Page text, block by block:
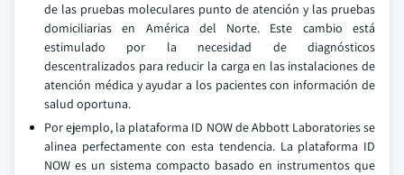
de las pruebas moleculares punto de atención y las pruebas
domiciliarias en América del Norte. Este cambio está
estimulado por la necesidad de diagnósticos
descentralizados para reducir la carga en las instalaciones de
atención médica y ayudar a los pacientes con información de
salud oportuna.
Por ejemplo, la plataforma ID NOW de Abbott Laboratories se
alinea perfectamente con esta tendencia. La plataforma ID
NOW es un sistema compacto basado en instrumentos que